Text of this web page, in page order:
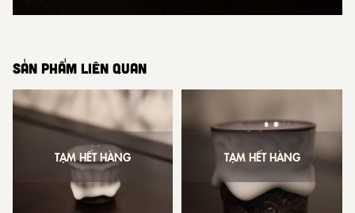
SẢN PHẨM LIÊN QUAN
TẠM HẾT HÀNG TẠM HẾT HÀNG